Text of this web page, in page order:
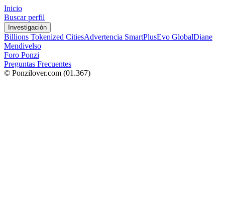
Inicio
Buscar perfil
Investigación
Billions Tokenized CitiesAdvertencia SmartPlusEvo GlobalDiane
Mendivelso
Foro Ponzi
Preguntas Frecuentes
© Ponzilover.com (01.367)